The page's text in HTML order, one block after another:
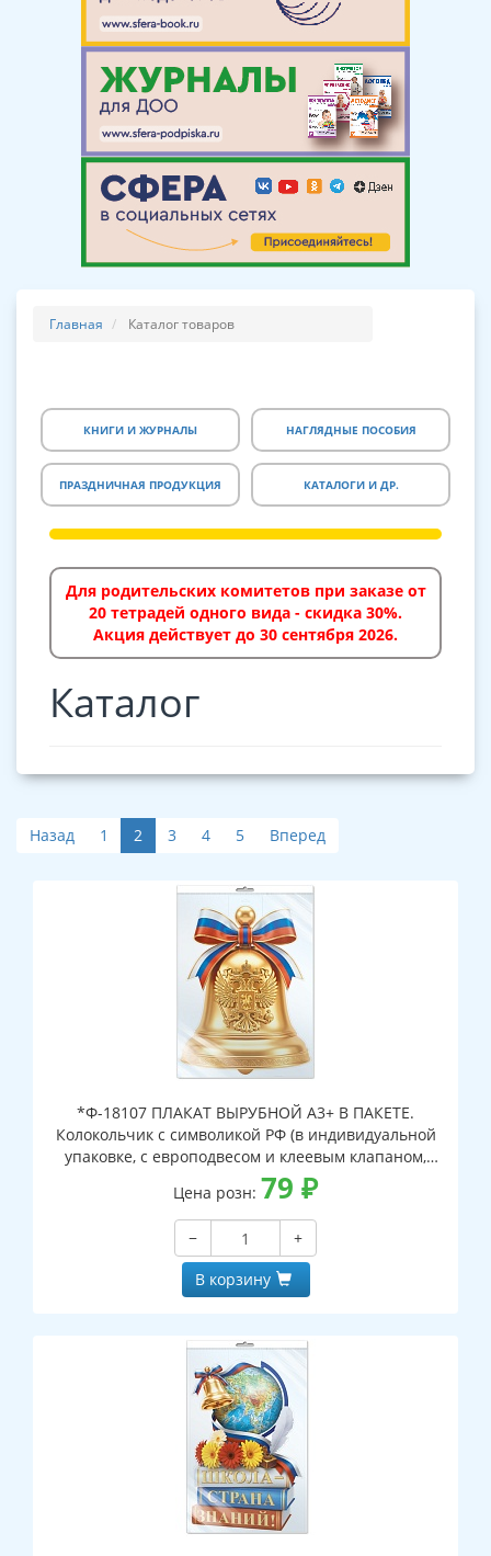
Главная Каталог товаров
КНИГИ И ЖУРНАЛЫ НАГЛЯДНЫЕ ПОСОБИЯ
ПРАЗДНИЧНАЯ ПРОДУКЦИЯ КАТАЛОГИ И ДР.
Для родительских комитетов при заказе от
20 тетрадей одного вида - скидка 30%.
Акция действует до 30 сентября 2026.
Каталог
Назад 1 2 3 4 5 Вперед
*Ф-18107 ПЛАКАТ ВЫРУБНОЙ А3+ В ПАКЕТЕ.
Колокольчик с символикой РФ (в индивидуальной
упаковке, с европодвесом и клеевым клапаном,
двухсторонний, ВД-лак)
Цена розн: 79 ₽
−
+
В корзину